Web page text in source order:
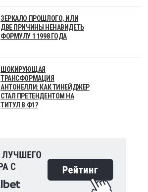
ЗЕРКАЛО ПРОШЛОГО, ИЛИ
ДВЕ ПРИЧИНЫ НЕНАВИДЕТЬ
ФОРМУЛУ 1 1998 ГОДА
ШОКИРУЮЩАЯ
ТРАНСФОРМАЦИЯ
АНТОНЕЛЛИ: КАК ТИНЕЙДЖЕР
СТАЛ ПРЕТЕНДЕНТОМ НА
ТИТУЛ В Ф1?